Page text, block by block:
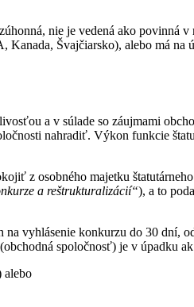
nie je vedená ako povinná
Kanada, Švajčiarsko), alebo má na
a v súlade so záujmami
nahradiť. Výkon funkcie
z osobného majetku
a reštrukturalizácií“), a to
vyhlásenie konkurzu do 30 dní,
spoločnosť) je v úpadku
alebo